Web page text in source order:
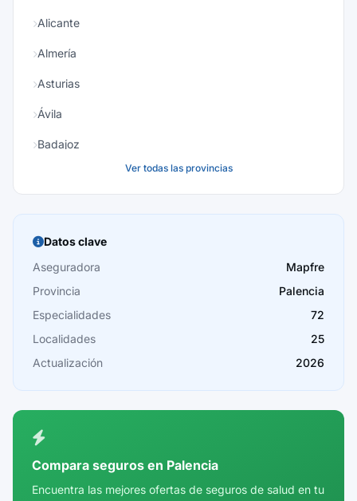
Alicante
Almería
Asturias
Ávila
Badajoz
Burgos
Cáceres
Cádiz
Cantabria
Castellón
Córdoba
Cuenca
Ver todas las provincias
Datos clave
Aseguradora
Mapfre
Provincia
Palencia
Especialidades
72
Localidades
25
Actualización
2026
Compara seguros en Palencia
Encuentra las mejores ofertas de seguros de salud en tu